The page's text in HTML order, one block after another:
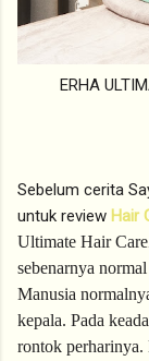
ERHA
Sebelum cerita
untuk review Hair
Ultimate Hair Care
sebenarnya
Manusia
kepala. Pada
rontok